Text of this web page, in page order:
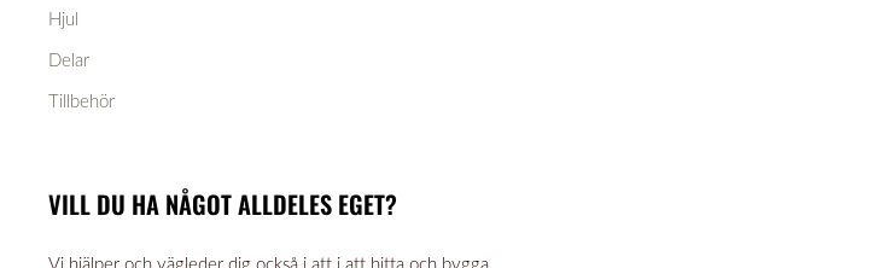
Hjul
Delar
Tillbehör
VILL DU HA NÅGOT ALLDELES EGET?
Vi hjälper och vägleder dig också i att i att hitta och bygga